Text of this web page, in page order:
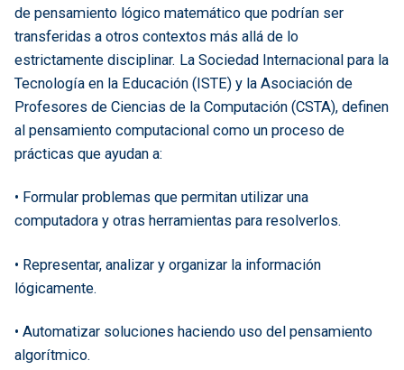
de pensamiento lógico matemático que podrían ser
transferidas a otros contextos más allá de lo
estrictamente disciplinar. La Sociedad Internacional para la
Tecnología en la Educación (ISTE) y la Asociación de
Profesores de Ciencias de la Computación (CSTA), definen
al pensamiento computacional como un proceso de
prácticas que ayudan a:
• Formular problemas que permitan utilizar una
computadora y otras herramientas para resolverlos.
• Representar, analizar y organizar la información
lógicamente.
• Automatizar soluciones haciendo uso del pensamiento
algorítmico.